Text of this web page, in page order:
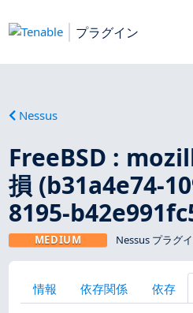
プラグイン
Nessus
FreeBSD :
損 (b31a4e74-
8195-
MEDIUM Nessus プラグ
情報 依存関係 依存